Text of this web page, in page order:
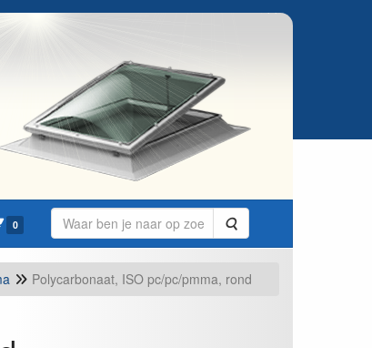
0 Zoeken
Polycarbonaat, ISO pc/pc/pmma, rond